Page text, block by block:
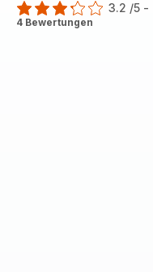
ratings.3.2
3.2 /5 -
4 Bewertungen